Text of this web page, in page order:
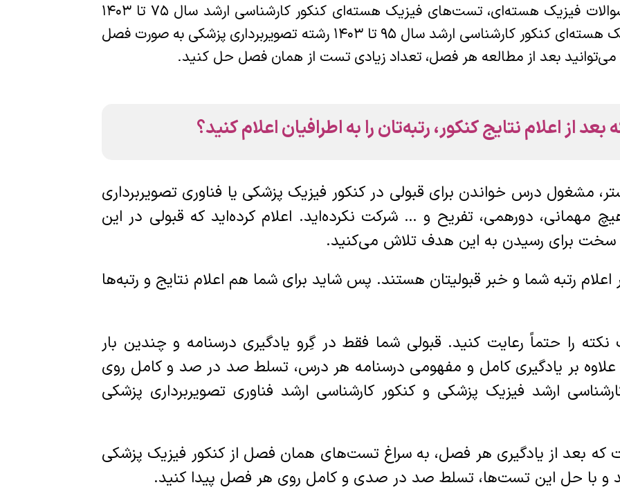
خبر خوب اینکه در اطلس ویدئویی سوالات فیزیک هسته‌ای، تست‌های فیزیک هسته‌ای کنکور کارشناسی ارشد سال 75 تا 1403
رشته فیزیک پزشکی و تست‌های فیزیک هسته‌ای کنکور کارشناسی ارشد سال 95 تا 1403 رشته تصویربرداری پزشکی به صورت فصل
بعد از مطالعه هر فصل، تعداد زیادی تست از همان فصل حل کنید.
از اعلام نتایج کنکور، رتبه‌تان را به اطرافیان اعلام کنید؟
مشغول درس خواندن برای قبولی در کنکور فیزیک پزشکی یا فناوری تصویربرداری
مهمانی، دورهمی، تفریح و … شرکت نکرده‌اید. اعلام کرده‌اید که قبولی در این
سخت برای رسیدن به این هدف تلاش می‌کنید.
رتبه شما و خبر قبولیتان هستند. پس شاید برای شما هم اعلام نتایج و رتبه‌ها
را حتماً رعایت کنید. قبولی شما فقط در گِرو یادگیری درسنامه و چندین بار
بر یادگیری کامل و مفهومی درسنامه هر درس، تسلط صد در صد و کامل روی
ارشد فیزیک پزشکی و کنکور کارشناسی ارشد فناوری تصویربرداری پزشکی
بعد از یادگیری هر فصل، به سراغ تست‌های همان فصل از کنکور فیزیک پزشکی
و با حل این تست‌ها، تسلط صد در صدی و کامل روی هر فصل پیدا کنید.